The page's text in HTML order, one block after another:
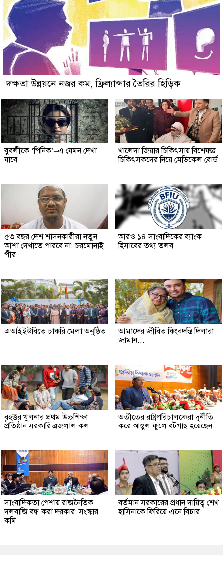
দক্ষতা উন্নয়নে নজর কম, ফ্রিল্যান্সার তৈরির হিড়িক
বুবলীকে ‘পিনিক’–এ যেমন দেখা
যাবে
খালেদা জিয়ার চিকিৎসায় বিশেষজ্ঞ
চিকিৎসকদের নিয়ে মেডিকেল বোর্ড
৫৩ বছর দেশ শাসনকারীরা নতুন
আশা দেখাতে পারবে না: চরমোনাই
পীর
আরও ১৪ সাংবাদিকের ব্যাংক
হিসাবের তথ্য তলব
এআইইউবিতে চাকরি মেলা অনুষ্ঠিত
আমাদের জীবিত কিংবদন্তি দিলারা
জামান...
বৃহত্তর খুলনার প্রথম উচ্চশিক্ষা
প্রতিষ্ঠান সরকারি ব্রজলাল কল
অতীতের রাষ্ট্রপরিচালকেরা দুর্নীতি
করে আঙুল ফুলে বটগাছ হয়েছেন
সাংবাদিকতা পেশায় রাজনৈতিক
দলবাজি বন্ধ করা দরকার: সংস্কার
কমি
বর্তমান সরকারের প্রধান দায়িত্ব শেখ
হাসিনাকে ফিরিয়ে এনে বিচার